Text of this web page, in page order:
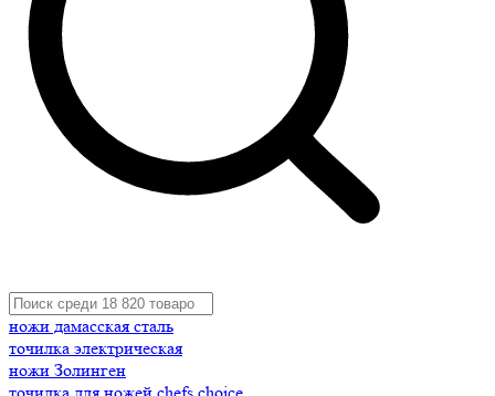
ножи дамасская сталь
точилка электрическая
ножи Золинген